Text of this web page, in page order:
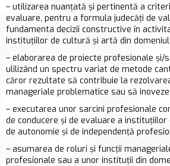
– utilizarea nuanţată şi pertinentă a
evaluare, pentru a formula judecăţi de
fundamenta decizii constructive în
instituţiilor de cultură şi artă din
– elaborarea de proiecte profesionale şi/
ulilizând un spectru variat de metode
căror rezultate să contribuie la
manageriale problematice sau să
– executarea unor sarcini profesionale
de conducere şi de evaluare a instituţiilor
de autonomie şi de independenţă
– asumarea de roluri şi funcţii
profesionale sau a unor instituţii din